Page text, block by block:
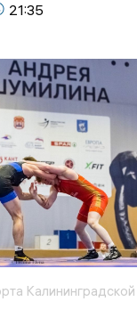
21:35
Калининградской